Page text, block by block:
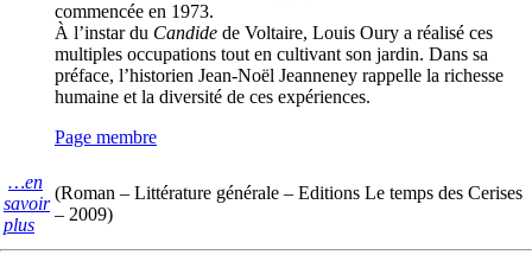
commencée en 1973.
À l’instar du Candide de Voltaire, Louis Oury a réalisé ces
multiples occupations tout en cultivant son jardin. Dans sa
préface, l’historien Jean-Noël Jeanneney rappelle la richesse
humaine et la diversité de ces expériences.
Page membre
…en
savoir
plus
(Roman – Littérature générale – Editions Le temps des Cerises
– 2009)